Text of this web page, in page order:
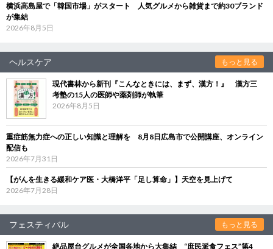
横浜高島屋で「韓国市場」がスタート 人気グルメから雑貨まで約30ブランド
が集結
2026年8月5日
ヘルスケア もっと見る
現代書林から新刊『こんなときには、まず、漢方！』 漢方三
考塾の15人の医師や薬剤師が執筆
2026年8月5日
重症筋無力症への正しい知識と理解を 8月8日広島市で公開講座、オンライン
配信も
2026年7月31日
【がんを生きる緩和ケア医・大橋洋平「足し算命」】天空を見上げて
2026年7月28日
フェスティバル もっと見る
絶品屋台グルメが全国各地から大集結 “庶民派食フェス”第4